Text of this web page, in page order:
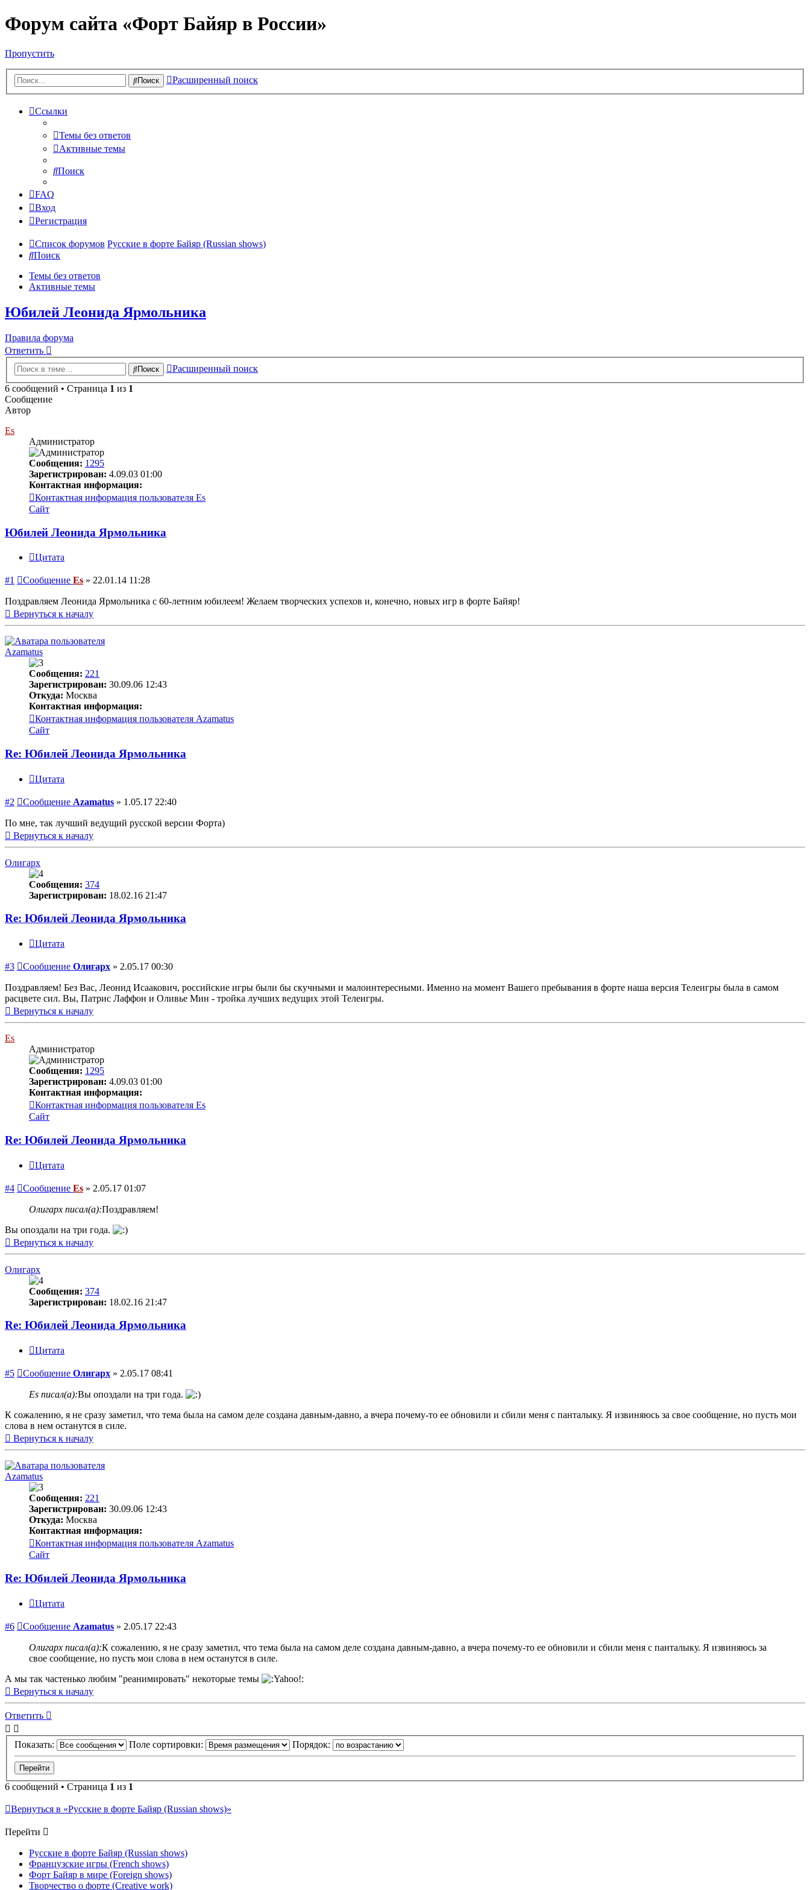
Форум сайта «Форт Байяр в России»
Пропустить
Поиск Расширенный поиск
Ссылки
Темы без ответов
Активные темы
Поиск
FAQ
Вход
Регистрация
Список форумов Русские в форте Байяр (Russian shows)
Поиск
Темы без ответов
Активные темы
Юбилей Леонида Ярмольника
Правила форума
Ответить
Поиск
Расширенный поиск
6 сообщений • Страница 1 из 1
Сообщение
Автор
Es
Администратор
Сообщения: 1295
Зарегистрирован: 4.09.03 01:00
Контактная информация:
Контактная информация пользователя Es
Сайт
Юбилей Леонида Ярмольника
Цитата
#1 Сообщение Es » 22.01.14 11:28
Поздравляем Леонида Ярмольника с 60-летним юбилеем! Желаем творческих успехов и, конечно, новых игр в форте Байяр!
Вернуться к началу
Azamatus
Сообщения: 221
Зарегистрирован: 30.09.06 12:43
Откуда: Москва
Контактная информация:
Контактная информация пользователя Azamatus
Сайт
Re: Юбилей Леонида Ярмольника
Цитата
#2 Сообщение Azamatus » 1.05.17 22:40
По мне, так лучший ведущий русской версии Форта)
Вернуться к началу
Олигарх
Сообщения: 374
Зарегистрирован: 18.02.16 21:47
Re: Юбилей Леонида Ярмольника
Цитата
#3 Сообщение Олигарх » 2.05.17 00:30
Поздравляем! Без Вас, Леонид Исаакович, российские игры были бы скучными и малоинтересными. Именно на момент Вашего пребывания в форте наша версия Телеигры была в самом
расцвете сил. Вы, Патрис Лаффон и Оливье Мин - тройка лучших ведущих этой Телеигры.
Вернуться к началу
Es
Администратор
Сообщения: 1295
Зарегистрирован: 4.09.03 01:00
Контактная информация:
Контактная информация пользователя Es
Сайт
Re: Юбилей Леонида Ярмольника
Цитата
#4 Сообщение Es » 2.05.17 01:07
Олигарх писал(а):Поздравляем!
Вы опоздали на три года.
Вернуться к началу
Олигарх
Сообщения: 374
Зарегистрирован: 18.02.16 21:47
Re: Юбилей Леонида Ярмольника
Цитата
#5 Сообщение Олигарх » 2.05.17 08:41
Es писал(а):Вы опоздали на три года.
К сожалению, я не сразу заметил, что тема была на самом деле создана давным-давно, а вчера почему-то ее обновили и сбили меня с панталыку. Я извиняюсь за свое сообщение, но пусть мои
слова в нем останутся в силе.
Вернуться к началу
Azamatus
Сообщения: 221
Зарегистрирован: 30.09.06 12:43
Откуда: Москва
Контактная информация:
Контактная информация пользователя Azamatus
Сайт
Re: Юбилей Леонида Ярмольника
Цитата
#6 Сообщение Azamatus » 2.05.17 22:43
Олигарх писал(а):К сожалению, я не сразу заметил, что тема была на самом деле создана давным-давно, а вчера почему-то ее обновили и сбили меня с панталыку. Я извиняюсь за
свое сообщение, но пусть мои слова в нем останутся в силе.
А мы так частенько любим "реанимировать" некоторые темы
Вернуться к началу
Ответить
Показать: Поле сортировки: Порядок:
6 сообщений • Страница 1 из 1
Вернуться в «Русские в форте Байяр (Russian shows)»
Перейти
Русские в форте Байяр (Russian shows)
Французские игры (French shows)
Форт Байяр в мире (Foreign shows)
Творчество о форте (Creative work)